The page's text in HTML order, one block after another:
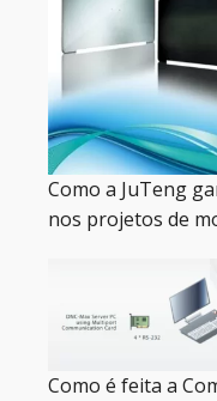
Como a JuTeng
nos projetos de
Como é feita a